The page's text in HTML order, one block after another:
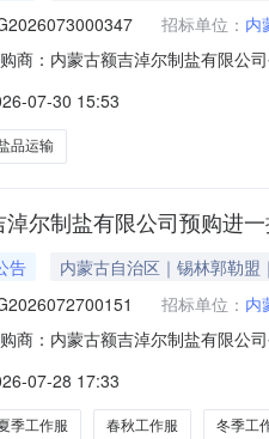
招标单位： 内
商：内蒙古额吉淖尔制盐有限公
收货人：陆丁寒果电话
07-30 15:53
品运输
淖尔制盐有限公司预购进
告 内蒙古自治区｜锡林郭勒盟
招标单位： 内
商：内蒙古额吉淖尔制盐有限公
3冬季工作服（棉服上衣）面料：
用。收货
07-28 17:33
季工作服 春秋工作服 冬季工